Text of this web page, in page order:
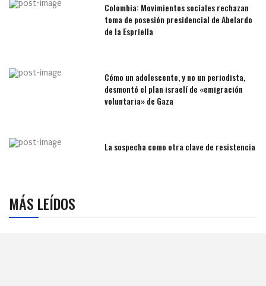
Colombia: Movimientos sociales rechazan
toma de posesión presidencial de Abelardo
de la Espriella
Cómo un adolescente, y no un periodista,
desmontó el plan israelí de «emigración
voluntaria» de Gaza
La sospecha como otra clave de resistencia
MÁS LEÍDOS